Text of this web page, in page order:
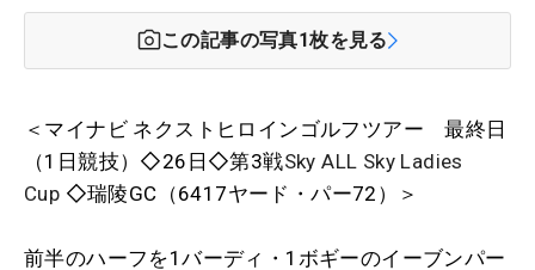
この記事の写真1枚を見る
＜マイナビ ネクストヒロインゴルフツアー 最終日
（1日競技）◇26日◇第3戦Sky ALL Sky Ladies
Cup ◇瑞陵GC（6417ヤード・パー72）＞
前半のハーフを1バーディ・1ボギーのイーブンパー